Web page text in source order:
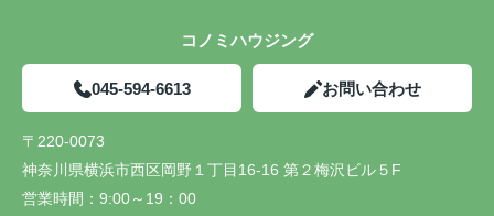
コノミハウジング
045-594-6613 お問い合わせ
〒220-0073
神奈川県横浜市西区岡野１丁目16-16 第２梅沢ビル５F
営業時間： 9:00～19：00